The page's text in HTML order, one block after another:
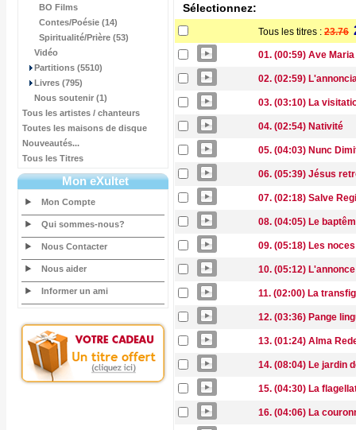
BO Films
Contes/Poésie (14)
Spiritualité/Prière (53)
Vidéo
Partitions (5510)
Livres (795)
Nous soutenir (1)
Tous les artistes / chanteurs
Toutes les maisons de disque
Nouveautés...
Tous les Titres
Mon eXultet
Mon Compte
Qui sommes-nous?
Nous Contacter
Nous aider
Informer un ami
Sélectionnez:
Tous les titres : 23.76
01. (00:59) Ave
02. (02:59)
03. (03:10) La
04. (02:54) Nativité
05. (04:03) Nunc
06. (05:39) Jésus
07. (02:18) Salve
08. (04:05) Le
09. (05:18) Les
10. (05:12)
11. (02:00) La
12. (03:36) Pange
13. (01:24) Alma
14. (08:04) Le jardin
15. (04:30) La
16. (04:06) La